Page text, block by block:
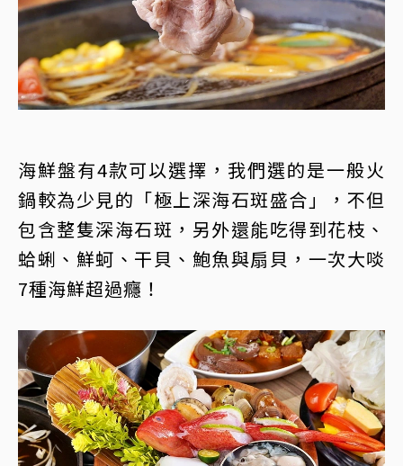
海鮮盤有4款可以選擇，我們選的是一般火
鍋較為少見的「極上深海石斑盛合」，不但
包含整隻深海石斑，另外還能吃得到花枝、
蛤蜊、鮮蚵、干貝、鮑魚與扇貝，一次大啖
7種海鮮超過癮！